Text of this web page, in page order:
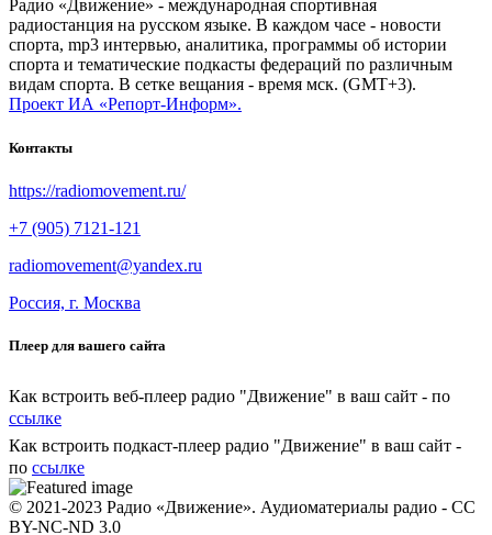
Радио «Движение» - международная спортивная
радиостанция на русском языке. В каждом часе - новости
спорта, mp3 интервью, аналитика, программы об истории
спорта и тематические подкасты федераций по различным
видам спорта. В сетке вещания - время мск. (GMT+3).
Проект ИА «Репорт-Информ».
Контакты
https://radiomovement.ru/
+7 (905) 7121-121
radiomovement@yandex.ru
Россия, г. Москва
Плеер для вашего сайта
Как встроить веб-плеер радио "Движение" в ваш сайт - по
ссылке
Как встроить подкаст-плеер радио "Движение" в ваш сайт -
по ссылке
© 2021-2023 Радио «Движение». Аудиоматериалы радио - CC
BY-NC-ND 3.0